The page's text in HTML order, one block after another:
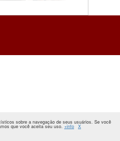
sobre a navegação de seus usuários. Se você
que você aceita seu uso. +info X